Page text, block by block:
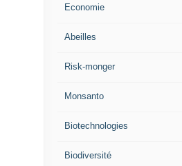
Economie
Abeilles
Risk-monger
Monsanto
Biotechnologies
Biodiversité